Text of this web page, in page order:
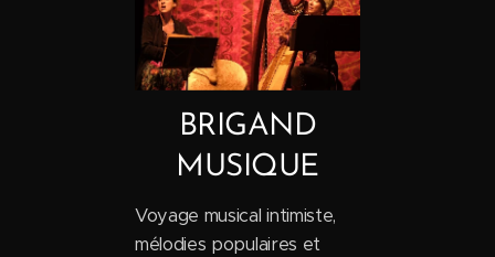
BRIGAND
MUSIQUE
Voyage musical intimiste,
mélodies populaires et